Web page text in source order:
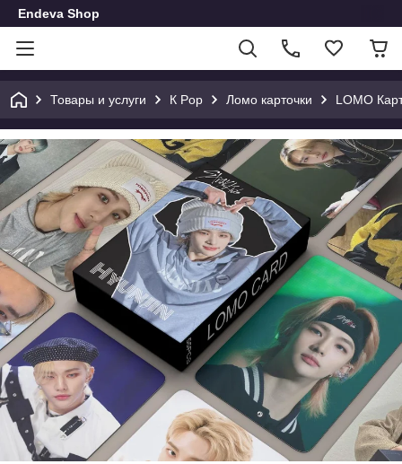
Endeva Shop
Товары и услуги К Pop Ломо карточки LOMO